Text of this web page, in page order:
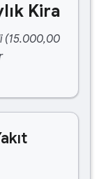
Kira
(15.000,00